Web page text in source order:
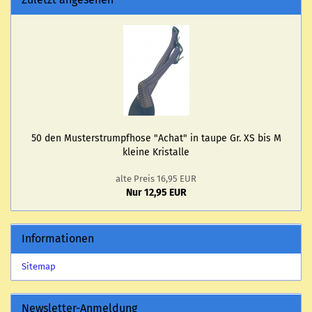
50 den Mus­ter­strumpf­ho­se "Achat" in taupe Gr. XS bis M
klei­ne Kris­tal­le
alte Preis 16,95 EUR
Nur 12,95 EUR
Informationen
Sitemap
Newsletter-Anmeldung